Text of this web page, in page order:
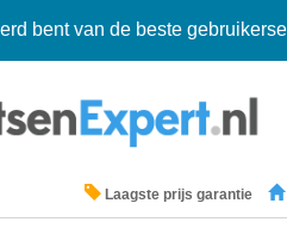
bent van de beste
Laagste prijs garantie